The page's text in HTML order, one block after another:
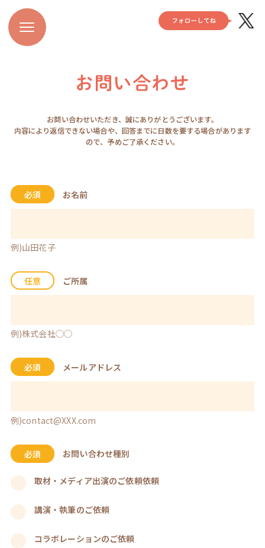
お問い合わせいただき、誠にありがとうございます。
内容により返信できない場合や、回答までに日数を要する場合があります
ので、予めご了承ください。
必須 お名前
例)山田花子
任意 ご所属
例)株式会社◯◯
必須 メールアドレス
例)contact@XXX.com
必須 お問い合わせ種別
取材・メディア出演のご依頼依頼
講演・執筆のご依頼
コラボレーションのご依頼